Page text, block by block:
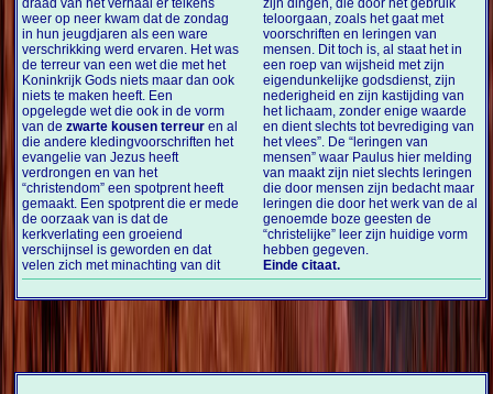
draad van het verhaal er telkens
weer op neer kwam dat de zondag
in hun jeugdjaren als een ware
verschrikking werd ervaren. Het was
de terreur van een wet die met het
Koninkrijk Gods niets maar dan ook
niets te maken heeft. Een
opgelegde wet die ook in de vorm
van dezwarte kousen terreur en al
die andere kledingvoorschriften het
evangelie van Jezus heeft
verdrongen en van het
“christendom” een spotprent heeft
gemaakt. Een spotprent die er mede
de oorzaak van is dat de
kerkverlating een groeiend
verschijnsel is geworden en dat
velen zich met minachting van dit
zijn dingen, die door het gebruik
teloorgaan, zoals het gaat met
voorschriften en leringen van
mensen. Dit toch is, al staat het in
een roep van wijsheid met zijn
eigendunkelijke godsdienst, zijn
nederigheid en zijn kastijding van
het lichaam, zonder enige waarde
en dient slechts tot bevrediging van
het vlees”. De “leringen van
mensen” waar Paulus hier melding
van maakt zijn niet slechts leringen
die door mensen zijn bedacht maar
leringen die door het werk van de al
genoemde boze geesten de
“christelijke” leer zijn huidige vorm
hebben gegeven.
Einde citaat.